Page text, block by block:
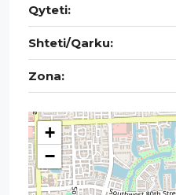
Qyteti:
Shteti/Qarku:
Zona:
+
−